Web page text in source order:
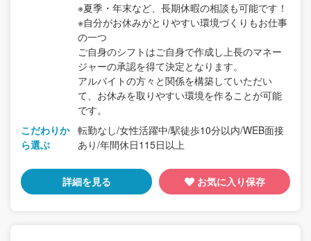
※夏季・年末など、長期休暇の相談も可能です！
※自分がお休みがとりやすい環境づくりもお仕事
の一つ
ご自身のシフトはご自身で作成し上長のマネー
ジャーの承認を得て決定となります。
アルバイトの方々と関係を構築していただい
て、お休みを取りやすい環境を作ることが可能
です。
こだわりか
ら選ぶ
転勤なし/女性活躍中/駅徒歩10分以内/WEB面接
あり/年間休日115日以上
詳細を見る お気に入り保存